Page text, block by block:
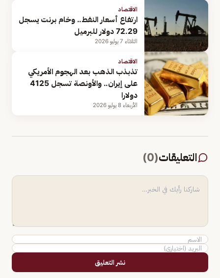
الاقتصاد
ارتفاع أسعار النفط.. وخام برنت يسجل
72.29 دولار للبرميل
الثلاثاء 7 يوليو 2026
الاقتصاد
تذبذب الذهب بعد الهجوم الأمريكي
على إيران.. والأونصة تسجل 4125
دولارا
الأربعاء 8 يوليو 2026
التعليقات(
0
)
نشر التعليق